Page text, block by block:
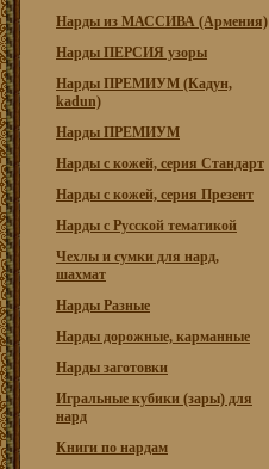
Нарды из МАССИВА (Армения)
Нарды ПЕРСИЯ узоры
Нарды ПРЕМИУМ (Кадун,
kadun)
Нарды ПРЕМИУМ
Нарды с кожей, серия Стандарт
Нарды с кожей, серия Презент
Нарды с Русской тематикой
Чехлы и сумки для нард,
шахмат
Нарды Разные
Нарды дорожные, карманные
Нарды заготовки
Игральные кубики (зары) для
нард
Книги по нардам